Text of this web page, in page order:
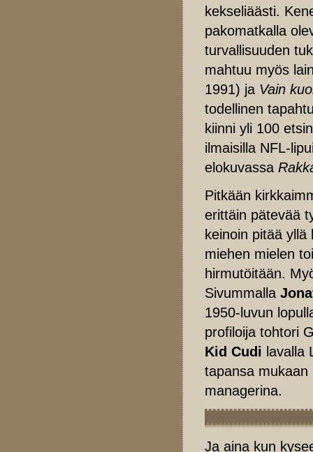
kekseliäästi.
pakomatkalla
turvallisuuden
mahtuu myös
1991) ja Vain
todellinen
kiinni yli 100
ilmaisilla NFL-
elokuvassa
Pitkään
erittäin pätevää
keinoin pitää
miehen mielen
hirmutöitään.
Sivummalla
1950-luvun
profiloija tohtori
Kid Cudi lavalla
tapansa mukaan
managerina.
Ja aina kun